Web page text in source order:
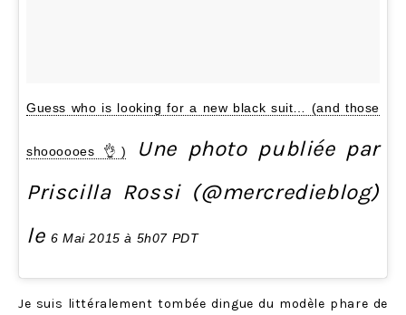
Guess who is looking for a new black suit… (and those
shoooooes 👌)
Une photo publiée par
Priscilla Rossi (@mercredieblog)
le 6 Mai 2015 à 5h07 PDT
Je suis littéralement tombée dingue du modèle phare de